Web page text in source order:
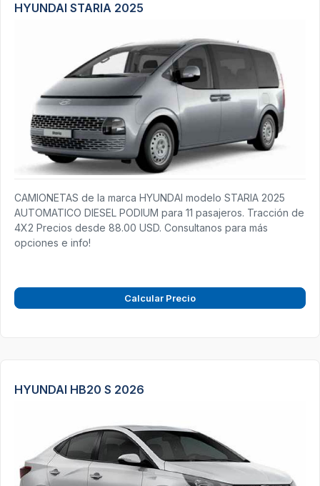
HYUNDAI STARIA 2025
CAMIONETAS de la marca HYUNDAI modelo STARIA 2025
AUTOMATICO DIESEL PODIUM para 11 pasajeros. Tracción de
4X2 Precios desde 88.00 USD. Consultanos para más
opciones e info!
Calcular Precio
HYUNDAI HB20 S 2026